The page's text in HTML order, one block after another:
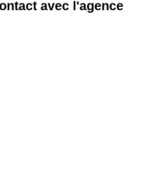
avec l'agence